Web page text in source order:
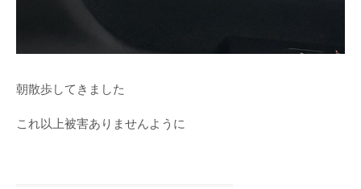
朝散歩してきました
これ以上被害ありませんように